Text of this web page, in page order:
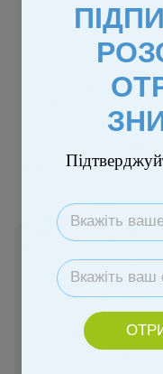
9 810 грн